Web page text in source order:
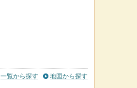
一覧から探す 地図から探す